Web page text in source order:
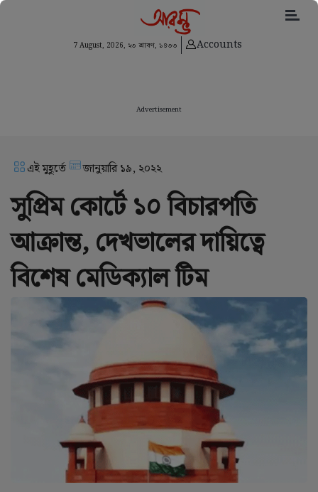
7 August, 2026, ২৩ শ্রাবণ, ১৪৩৩ Accounts
Advertisement
এই মুহূর্তে জানুয়ারি ১৯, ২০২২
সুপ্রিম কোর্টে ১০ বিচারপতি
আক্রান্ত, দেখভালের দায়িত্বে
বিশেষ মেডিক্যাল টিম